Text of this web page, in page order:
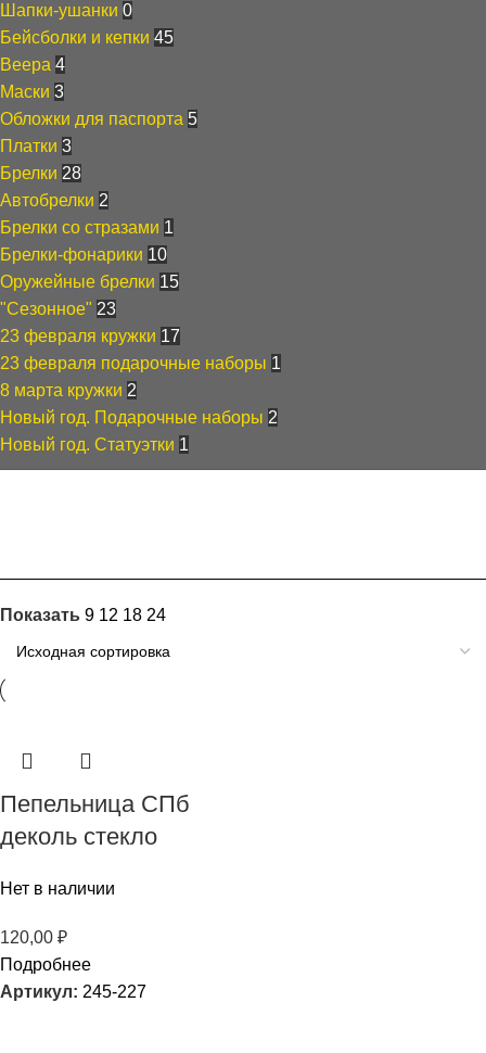
Шапки-ушанки 0
Бейсболки и кепки 45
Веера 4
Маски 3
Обложки для паспорта 5
Платки 3
Брелки 28
Автобрелки 2
Брелки со стразами 1
Брелки-фонарики 10
Оружейные брелки 15
"Сезонное" 23
23 февраля кружки 17
23 февраля подарочные наборы 1
8 марта кружки 2
Новый год. Подарочные наборы 2
Новый год. Статуэтки 1
Показать 9 12 18 24
Пепельница СПб
деколь стекло
Нет в наличии
120,00 ₽
Подробнее
Артикул: 245-227